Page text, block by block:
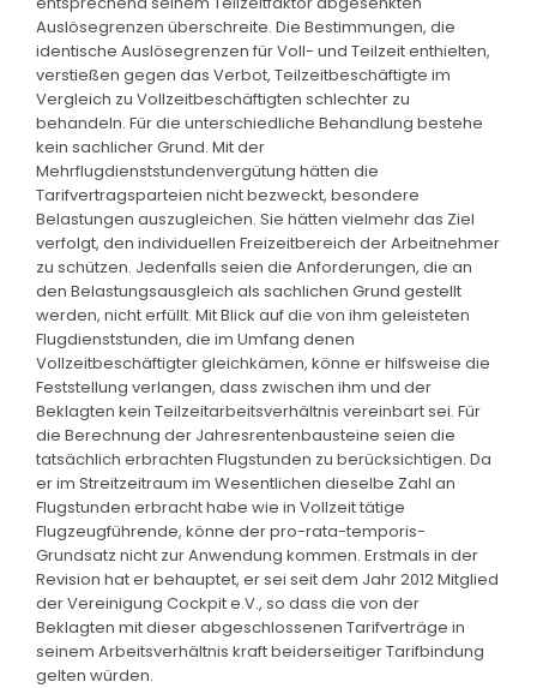
Auslösegrenzen überschreite. Die Bestimmungen, die
identische Auslösegrenzen für Voll- und Teilzeit enthielten,
verstießen gegen das Verbot, Teilzeitbeschäftigte im
Vergleich zu Vollzeitbeschäftigten schlechter zu
behandeln. Für die unterschiedliche Behandlung bestehe
kein sachlicher Grund. Mit der
Mehrflugdienststundenvergütung hätten die
Tarifvertragsparteien nicht bezweckt, besondere
Belastungen auszugleichen. Sie hätten vielmehr das Ziel
verfolgt, den individuellen Freizeitbereich der Arbeitnehmer
zu schützen. Jedenfalls seien die Anforderungen, die an
den Belastungsausgleich als sachlichen Grund gestellt
werden, nicht erfüllt. Mit Blick auf die von ihm geleisteten
Flugdienststunden, die im Umfang denen
Vollzeitbeschäftigter gleichkämen, könne er hilfsweise die
Feststellung verlangen, dass zwischen ihm und der
Beklagten kein Teilzeitarbeitsverhältnis vereinbart sei. Für
die Berechnung der Jahresrentenbausteine seien die
tatsächlich erbrachten Flugstunden zu berücksichtigen. Da
er im Streitzeitraum im Wesentlichen dieselbe Zahl an
Flugstunden erbracht habe wie in Vollzeit tätige
Flugzeugführende, könne der pro-rata-temporis-
Grundsatz nicht zur Anwendung kommen. Erstmals in der
Revision hat er behauptet, er sei seit dem Jahr 2012 Mitglied
der Vereinigung Cockpit e.V., so dass die von der
Beklagten mit dieser abgeschlossenen Tarifverträge in
seinem Arbeitsverhältnis kraft beiderseitiger Tarifbindung
gelten würden.